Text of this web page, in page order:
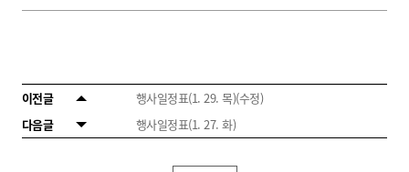
이전글
행사일정표(1. 29. 목)(수정)
다음글
행사일정표(1. 27. 화)